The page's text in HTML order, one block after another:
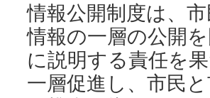
情報公開制度は、
情報の一層の公開
に説明する責任を
一層促進し、市民